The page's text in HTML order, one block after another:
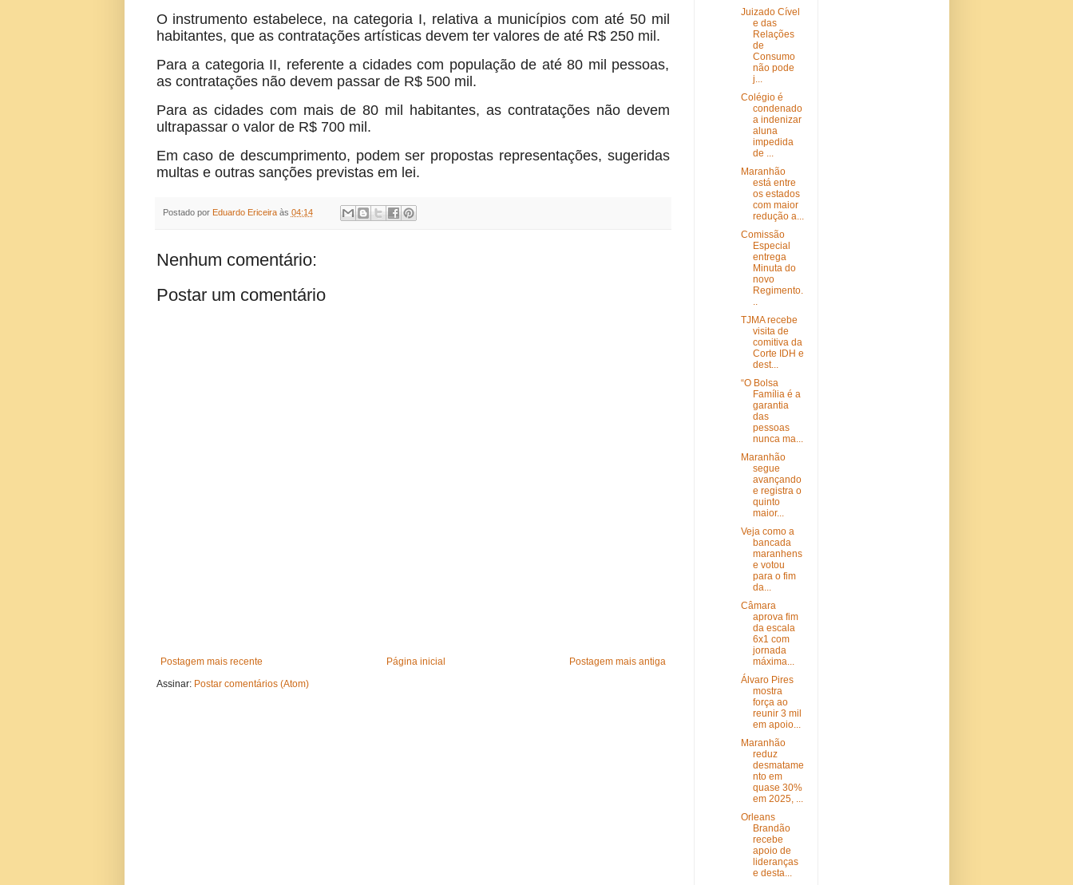
O instrumento estabelece, na categoria I, relativa a municípios com até 50 mil
habitantes, que as contratações artísticas devem ter valores de até R$ 250 mil.
Para a categoria II, referente a cidades com população de até 80 mil pessoas,
as contratações não devem passar de R$ 500 mil.
Para as cidades com mais de 80 mil habitantes, as contratações não devem
ultrapassar o valor de R$ 700 mil.
Em caso de descumprimento, podem ser propostas representações, sugeridas
multas e outras sanções previstas em lei.
Postado por Eduardo Ericeira às 04:14
Nenhum comentário:
Postar um comentário
Postagem mais recente Postagem mais antiga
Página inicial
Assinar: Postar comentários (Atom)
Juizado Cível
e das
Relações
de
Consumo
não pode
j...
Colégio é
condenado
a indenizar
aluna
impedida
de ...
Maranhão
está entre
os estados
com maior
redução a...
Comissão
Especial
entrega
Minuta do
novo
Regimento.
..
TJMA recebe
visita de
comitiva da
Corte IDH e
dest...
“O Bolsa
Família é a
garantia
das
pessoas
nunca ma...
Maranhão
segue
avançando
e registra o
quinto
maior...
Veja como a
bancada
maranhens
e votou
para o fim
da...
Câmara
aprova fim
da escala
6x1 com
jornada
máxima...
Álvaro Pires
mostra
força ao
reunir 3 mil
em apoio...
Maranhão
reduz
desmatame
nto em
quase 30%
em 2025, ...
Orleans
Brandão
recebe
apoio de
lideranças
e desta...